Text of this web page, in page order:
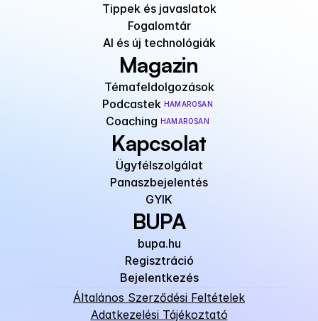
Tippek és javaslatok
Fogalomtár
AI és új technológiák
Magazin
Témafeldolgozások
Podcastek HAMAROSAN
Coaching HAMAROSAN
Kapcsolat
Ügyfélszolgálat
Panaszbejelentés
GYIK
BUPA
bupa.hu
Regisztráció
Bejelentkezés
Általános Szerződési Feltételek
Adatkezelési Tájékoztató